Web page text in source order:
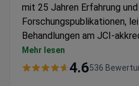
mit 25 Jahren Erfahrung
Forschungspublikationen,
Behandlungen am JCI-
Medical Center. Die Klinik
Johns Hopkins Medicine
Mehr lesen
4.6536